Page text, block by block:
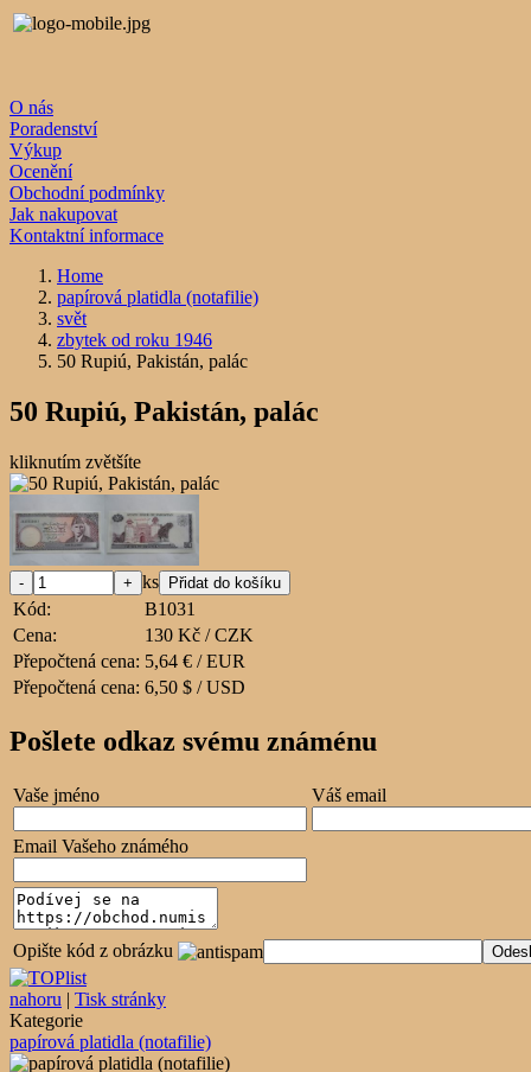
O nás
Poradenství
Výkup
Ocenění
Obchodní podmínky
Jak nakupovat
Kontaktní informace
Home
papírová platidla (notafilie)
svět
zbytek od roku 1946
50 Rupiú, Pakistán, palác
50 Rupiú, Pakistán, palác
kliknutím zvětšíte
ks
Kód:
B1031
Cena:
130 Kč / CZK
Přepočtená cena: 5,64 € / EUR
Přepočtená cena: 6,50 $ / USD
Pošlete odkaz svému známénu
Vaše jméno Váš email
Email Vašeho známého
Opište kód z obrázku
nahoru | Tisk stránky
Kategorie
papírová platidla (notafilie)